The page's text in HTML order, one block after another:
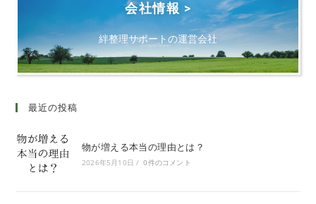
会社情報 >
絆整理サポートの運営会社
最近の投稿
物が増える本当の理由とは？
2026年5月10日 / 0件のコメント